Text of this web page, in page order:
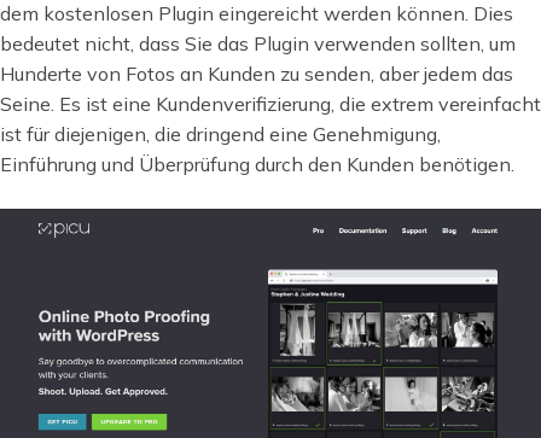
dem kostenlosen Plugin eingereicht werden können. Dies
bedeutet nicht, dass Sie das Plugin verwenden sollten, um
Hunderte von Fotos an Kunden zu senden, aber jedem das
Seine. Es ist eine Kundenverifizierung, die extrem vereinfacht
ist für diejenigen, die dringend eine Genehmigung,
Einführung und Überprüfung durch den Kunden benötigen.